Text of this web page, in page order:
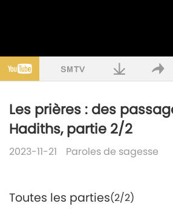
Les prières : des
Hadiths, partie 2/2
2023-11-21 Paroles de sagesse
Toutes les parties(2/2)